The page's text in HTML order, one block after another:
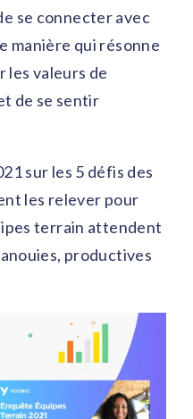
se connecter avec
manière qui résonne
les valeurs de
de se sentir
sur les 5 défis des
les relever pour
terrain attendent
productives